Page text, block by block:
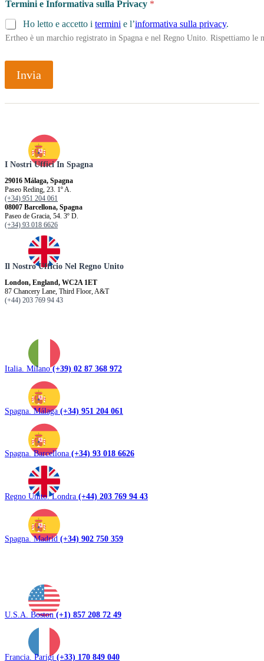
Termini e Informativa sulla Privacy *
Ho letto e accetto i termini e l’informativa sulla privacy.
Ertheo è un marchio registrato in Spagna e nel Regno Unito. Rispettiamo
Invia
I Nostri Uffici In Spagna
29016 Málaga, Spagna
Paseo Reding, 23. 1º A.
(+34) 951 204 061
08007 Barcellona, ​​Spagna
Paseo de Gracia, 54. 3º D.
(+34) 93 018 6626
Il Nostro Ufficio Nel Regno Unito
London, England, WC2A 1ET
87 Chancery Lane, Third Floor, A&T
(+44) 203 769 94 43
Italia. Milano(+39) 02 87 368 972
Spagna. Málaga (+34) 951 204 061
Spagna. Barcellona (+34) 93 018 6626
Regno Unito. Londra (+44) 203 769 94 43
Spagna. Madrid (+34) 902 750 359
U.S.A. Boston(+1) 857 208 72 49
Francia. Parigi(+33) 170 849 040